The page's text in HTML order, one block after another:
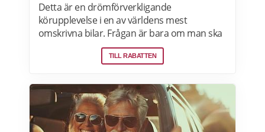
Detta är en drömförverkligande
körupplevelse i en av världens mest
omskrivna bilar. Frågan är bara om man ska
välja Ferrari eller Lamborghini. Upplevelsen
börjar med genomgång av körteknik och
nyckeln och njuta av ljudet när över 600
hästkrafter ryter till bakom ryggen. Därefter
rullar man lycklig iväg på en oförglömlig tur
som sportbilsförare. Läs mer om
TILL RABATTEN